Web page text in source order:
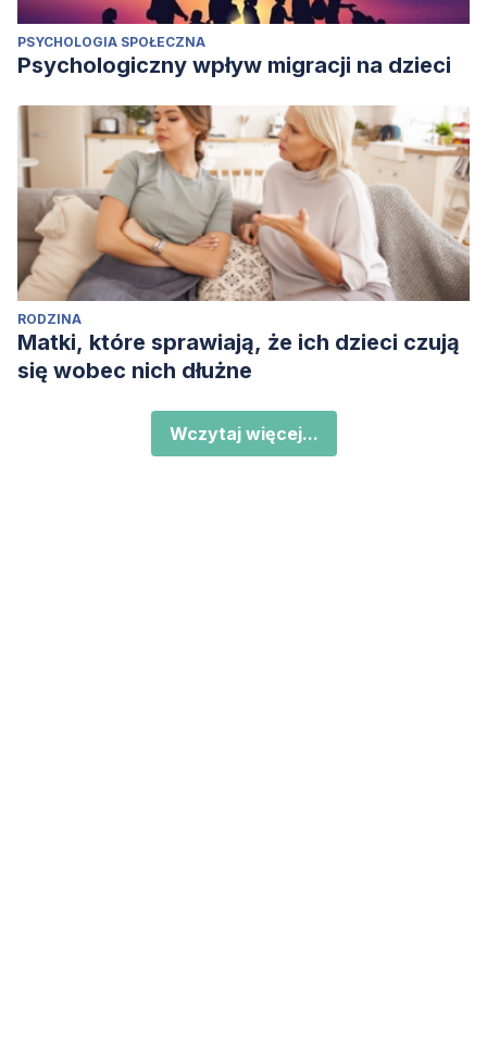
PSYCHOLOGIA SPOŁECZNA
Psychologiczny wpływ migracji na dzieci
RODZINA
Matki, które sprawiają, że ich dzieci czują
się wobec nich dłużne
Wczytaj więcej...